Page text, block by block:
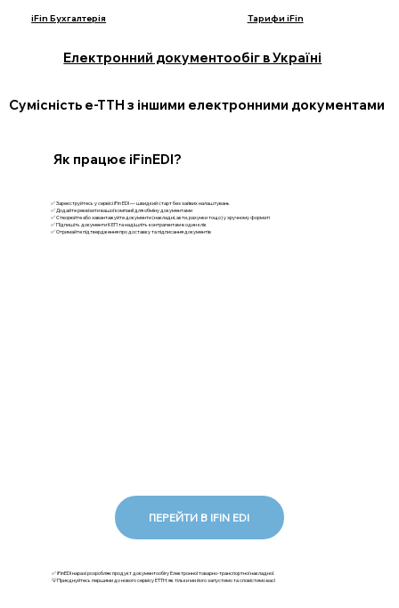
iFin Бухгалтерія Тарифи iFin
Електронний документообіг в Україні
Сумісність е-ТТН з іншими електронними документами
✅ Зареєструйтесь у сервісі iFin EDI — швидкий старт без зайвих налаштувань
✅ Додайте реквізити вашої компанії для обміну документами
✅ Створюйте або завантажуйте документи (накладні, акти, рахунки тощо) у зручному форматі
✅ Підпишіть документи КЕП та надішліть контрагентам в один клік
✅ Отримайте підтвердження про доставку та підписання документів
Як працює iFinEDI?
ПЕРЕЙТИ В IFIN EDI
✅ iFinEDI наразі розробляє продукт документообігу Електронної товарно-транспортної накладної.
💡Приєднуйтесь першими до нового сервісу ЕТТН: як тільки ми його запустимо та сповістимо вас!